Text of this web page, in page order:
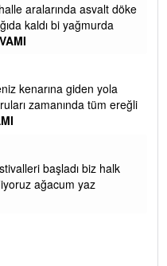
aralarında asvalt döke
kaldı bi yağmurda
kenarına giden yola
zamanında tüm ereğli
başladı biz halk
ağacum yaz